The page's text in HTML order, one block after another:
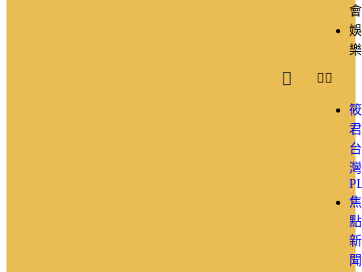
會
娛
樂
筱
君
台
灣
焦
點
新
聞